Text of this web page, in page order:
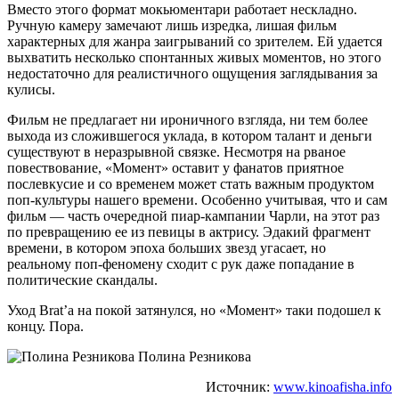
Вместо этого формат мокьюментари работает нескладно.
Ручную камеру замечают лишь изредка, лишая фильм
характерных для жанра заигрываний со зрителем. Ей удается
выхватить несколько спонтанных живых моментов, но этого
недостаточно для реалистичного ощущения заглядывания за
кулисы.
Фильм не предлагает ни ироничного взгляда, ни тем более
выхода из сложившегося уклада, в котором талант и деньги
существуют в неразрывной связке. Несмотря на рваное
повествование, «Момент» оставит у фанатов приятное
послевкусие и со временем может стать важным продуктом
поп-культуры нашего времени. Особенно учитывая, что и сам
фильм — часть очередной пиар-кампании Чарли, на этот раз
по превращению ее из певицы в актрису. Эдакий фрагмент
времени, в котором эпоха больших звезд угасает, но
реальному поп-феномену сходит с рук даже попадание в
политические скандалы.
Уход Brat’а на покой затянулся, но «Момент» таки подошел к
концу. Пора.
Полина Резникова
Источник: www.kinoafisha.info